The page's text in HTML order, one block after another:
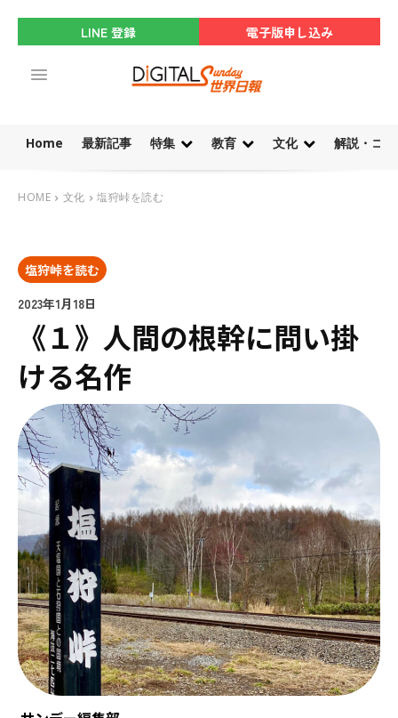
LINE 登録 電子版申し込み
Home 最新記事 特集 教育 文化 解説・コ
HOME 文化 塩狩峠を読む
塩狩峠を読む
2023年1月18日
《１》人間の根幹に問い掛
ける名作